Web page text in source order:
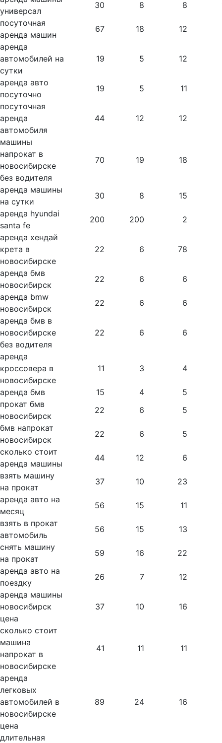
универсал
30 8 8
посуточная
аренда машин
67 18
12
аренда
автомобилей на
сутки
19 5 12
аренда авто
посуточно
19 5
11
посуточная
аренда
автомобиля
44 12 12
машины
напрокат в
новосибирске
без водителя
70 19 18
аренда машины
на сутки
30 8
15
аренда hyundai
santa fe
200 200
2
аренда хендай
крета в
новосибирске
22 6 78
аренда бмв
новосибирск
22 6
6
аренда bmw
новосибирск
22 6
6
аренда бмв в
новосибирске
без водителя
22 6 6
аренда
кроссовера в
новосибирске
11 3 4
аренда бмв 15 4
5
прокат бмв
новосибирск
22 6
5
бмв напрокат
новосибирск
22 6
5
сколько стоит
аренда машины
44 12
6
взять машину
на прокат
37 10
23
аренда авто на
месяц
56 15 11
взять в прокат
автомобиль
56 15
13
снять машину
на прокат
59 16
22
аренда авто на
поездку
26 7
12
аренда машины
новосибирск
цена
37 10 16
сколько стоит
машина
напрокат в
новосибирске
41 11 11
аренда
легковых
автомобилей в
новосибирске
цена
89 24 16
длительная